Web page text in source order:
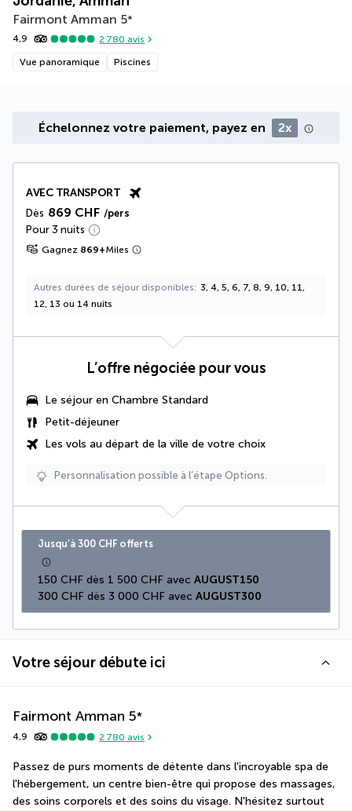
Fairmont Amman 5*
4,9 2 780 avis
Vue panoramique Piscines
Échelonnez votre paiement, payez en 2x
AVEC TRANSPORT
Dès 869 CHF /pers
Pour 3 nuits
Gagnez 869+Miles
Autres durées de séjour disponibles
3, 4, 5, 6, 7, 8, 9, 10, 11,
12, 13 ou 14 nuits
L’offre négociée pour vous
Le séjour en Chambre Standard
Petit-déjeuner
Les vols au départ de la ville de votre choix
Personnalisation possible à l’étape Options.
Jusqu’à 300 CHF offerts
150 CHF dès 1 500 CHF avec AUGUST150
300 CHF dès 3 000 CHF avec AUGUST300
Votre séjour débute ici
Fairmont Amman 5*
4,9 2 780 avis
Passez de purs moments de détente dans l'incroyable spa de
l'hébergement, un centre bien-être qui propose des massages,
des soins corporels et des soins du visage. N'hésitez surtout